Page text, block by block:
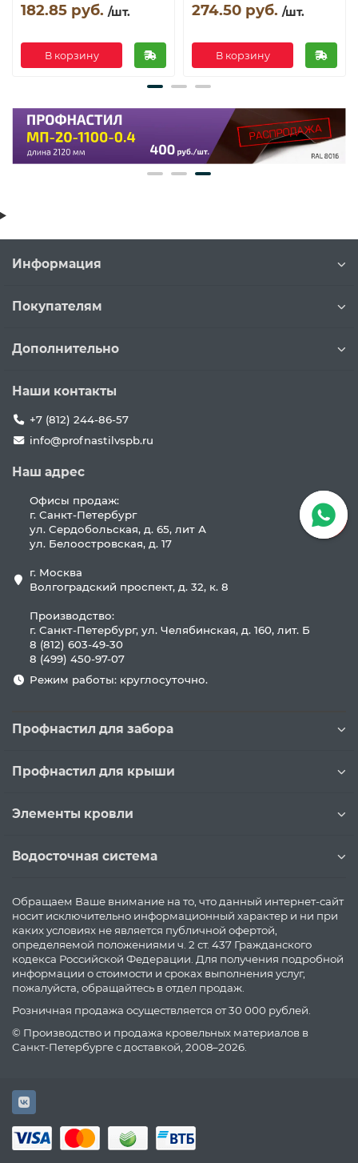
182.85 руб. /шт.
В корзину
274.50 руб. /шт.
В корзину
Информация
Покупателям
Дополнительно
Наши контакты
+7 (812) 244-86-57
info@profnastilvspb.ru
Наш адрес
Офисы продаж:
г. Санкт-Петербург
ул. Сердобольская, д. 65, лит А
ул. Белоостровская, д. 17
г. Москва
Волгоградский проспект, д. 32, к. 8
Производство:
г. Санкт-Петербург, ул. Челябинская, д. 160, лит. Б
8 (812) 603-49-30
8 (499) 450-97-07
Режим работы: круглосуточно.
Профнастил для забора
Профнастил для крыши
Элементы кровли
Водосточная система
Обращаем Ваше внимание на то, что данный интернет-сайт
носит исключительно информационный характер и ни при
каких условиях не является публичной офертой,
определяемой положениями ч. 2 ст. 437 Гражданского
кодекса Российской Федерации. Для получения подробной
информации о стоимости и сроках выполнения услуг,
пожалуйста, обращайтесь в отдел продаж.
Розничная продажа осуществляется от 30 000 рублей.
© Производство и продажа кровельных материалов в
Санкт-Петербурге с доставкой, 2008–2026.